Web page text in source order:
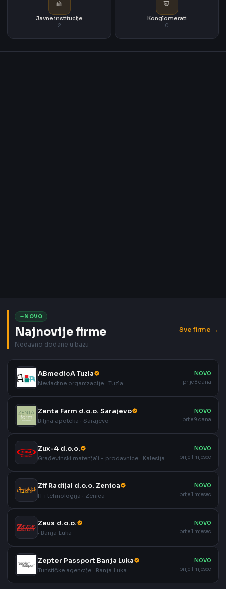
Javne institucije
2
Konglomerati
0
NOVO
Najnovije firme
Nedavno dodane u bazu
Sve firme →
ABmedicA Tuzla
Nevladine organizacije · Tuzla
NOVO
prije 8 dana
Zenta Farm d.o.o. Sarajevo
Biljna apoteka · Sarajevo
NOVO
prije 9 dana
Zux-4 d.o.o.
Građevinski materijali - prodavnice · Kalesija
NOVO
prije 1 mjesec
Zff Radijal d.o.o. Zenica
IT i tehnologija · Zenica
NOVO
prije 1 mjesec
Zeus d.o.o.
· Banja Luka
NOVO
prije 1 mjesec
Zepter Passport Banja Luka
Turističke agencije · Banja Luka
NOVO
prije 1 mjesec